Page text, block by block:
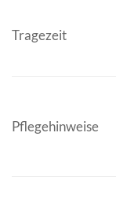
Tragezeit
Pflegehinweise